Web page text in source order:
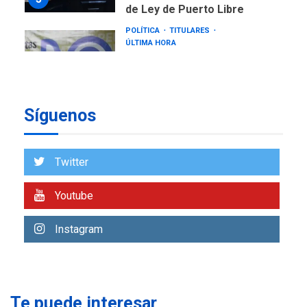
POLÍTICA
TITULARES
CNP plantea incluir Libertad
7
tras terremotos del 24J
Síguenos
Twitter
Youtube
Instagram